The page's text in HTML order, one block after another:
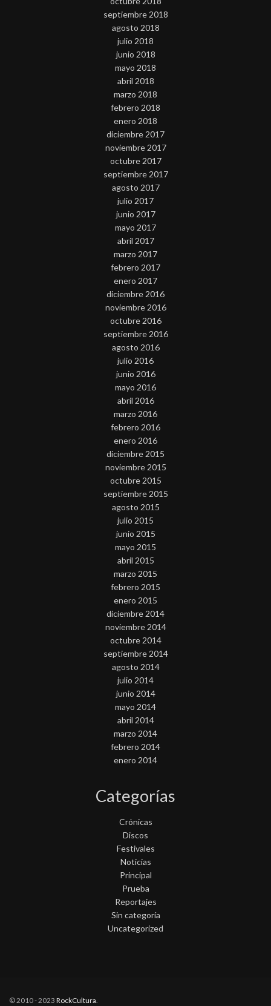
septiembre 2018
agosto 2018
julio 2018
junio 2018
mayo 2018
abril 2018
marzo 2018
febrero 2018
enero 2018
diciembre 2017
noviembre 2017
octubre 2017
septiembre 2017
agosto 2017
julio 2017
junio 2017
mayo 2017
abril 2017
marzo 2017
febrero 2017
enero 2017
diciembre 2016
noviembre 2016
octubre 2016
septiembre 2016
agosto 2016
julio 2016
junio 2016
mayo 2016
abril 2016
marzo 2016
febrero 2016
enero 2016
diciembre 2015
noviembre 2015
octubre 2015
septiembre 2015
agosto 2015
julio 2015
junio 2015
mayo 2015
abril 2015
marzo 2015
febrero 2015
enero 2015
diciembre 2014
noviembre 2014
octubre 2014
septiembre 2014
agosto 2014
julio 2014
junio 2014
mayo 2014
abril 2014
marzo 2014
febrero 2014
enero 2014
Categorías
Crónicas
Discos
Festivales
Noticias
Principal
Prueba
Reportajes
Sin categoría
Uncategorized
© 2010 - 2023 RockCultura